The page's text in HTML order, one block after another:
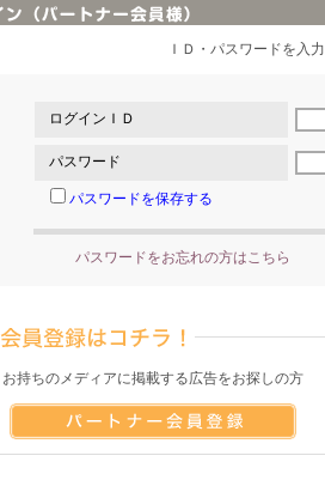
ＩＤ・パスワードを入
ログインＩＤ
パスワード
パスワードを保存する
パスワードをお忘れの方はこちら
お持ちのメディアに掲載する広告をお探しの方